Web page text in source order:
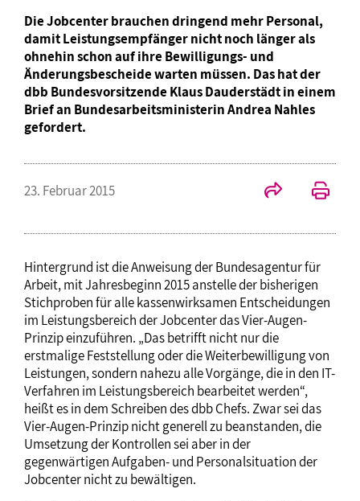
Die Jobcenter brauchen dringend mehr Personal,
damit Leistungsempfänger nicht noch länger als
ohnehin schon auf ihre Bewilligungs- und
Änderungsbescheide warten müssen. Das hat der
dbb Bundesvorsitzende Klaus Dauderstädt in einem
Brief an Bundesarbeitsministerin Andrea Nahles
gefordert.
23. Februar 2015
Hintergrund ist die Anweisung der Bundesagentur für
Arbeit, mit Jahresbeginn 2015 anstelle der bisherigen
Stichproben für alle kassenwirksamen Entscheidungen
im Leistungsbereich der Jobcenter das Vier-Augen-
Prinzip einzuführen. „Das betrifft nicht nur die
erstmalige Feststellung oder die Weiterbewilligung von
Leistungen, sondern nahezu alle Vorgänge, die in den IT-
Verfahren im Leistungsbereich bearbeitet werden“,
heißt es in dem Schreiben des dbb Chefs. Zwar sei das
Vier-Augen-Prinzip nicht generell zu beanstanden, die
Umsetzung der Kontrollen sei aber in der
gegenwärtigen Aufgaben- und Personalsituation der
Jobcenter nicht zu bewältigen.